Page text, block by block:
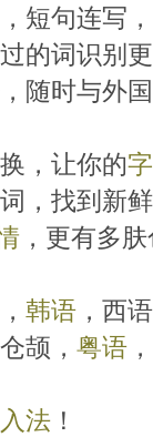
短句连写，
的词识别
随时与外
，让你的
，找到新鲜
，更有多
， 韩语 ，西
颉， 粤语
法 ！